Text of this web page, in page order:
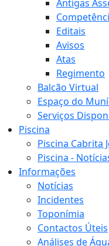
Antigas
Editais
Avisos
Atas
Regimento
Balcão Virtual
Espaço do
Serviços
Piscina
Piscina Cabrita
Piscina -
Informações
Notícias
Incidentes
Toponímia
Contactos Úteis
Análises de